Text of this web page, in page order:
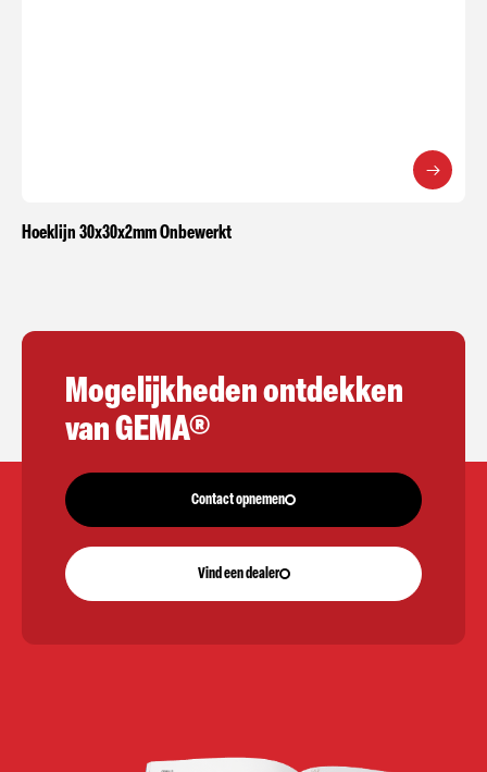
Hoeklijn 30x30x2mm Onbewerkt
Mogelijkheden ontdekken
van GEMA®
Contact opnemen
Vind een dealer